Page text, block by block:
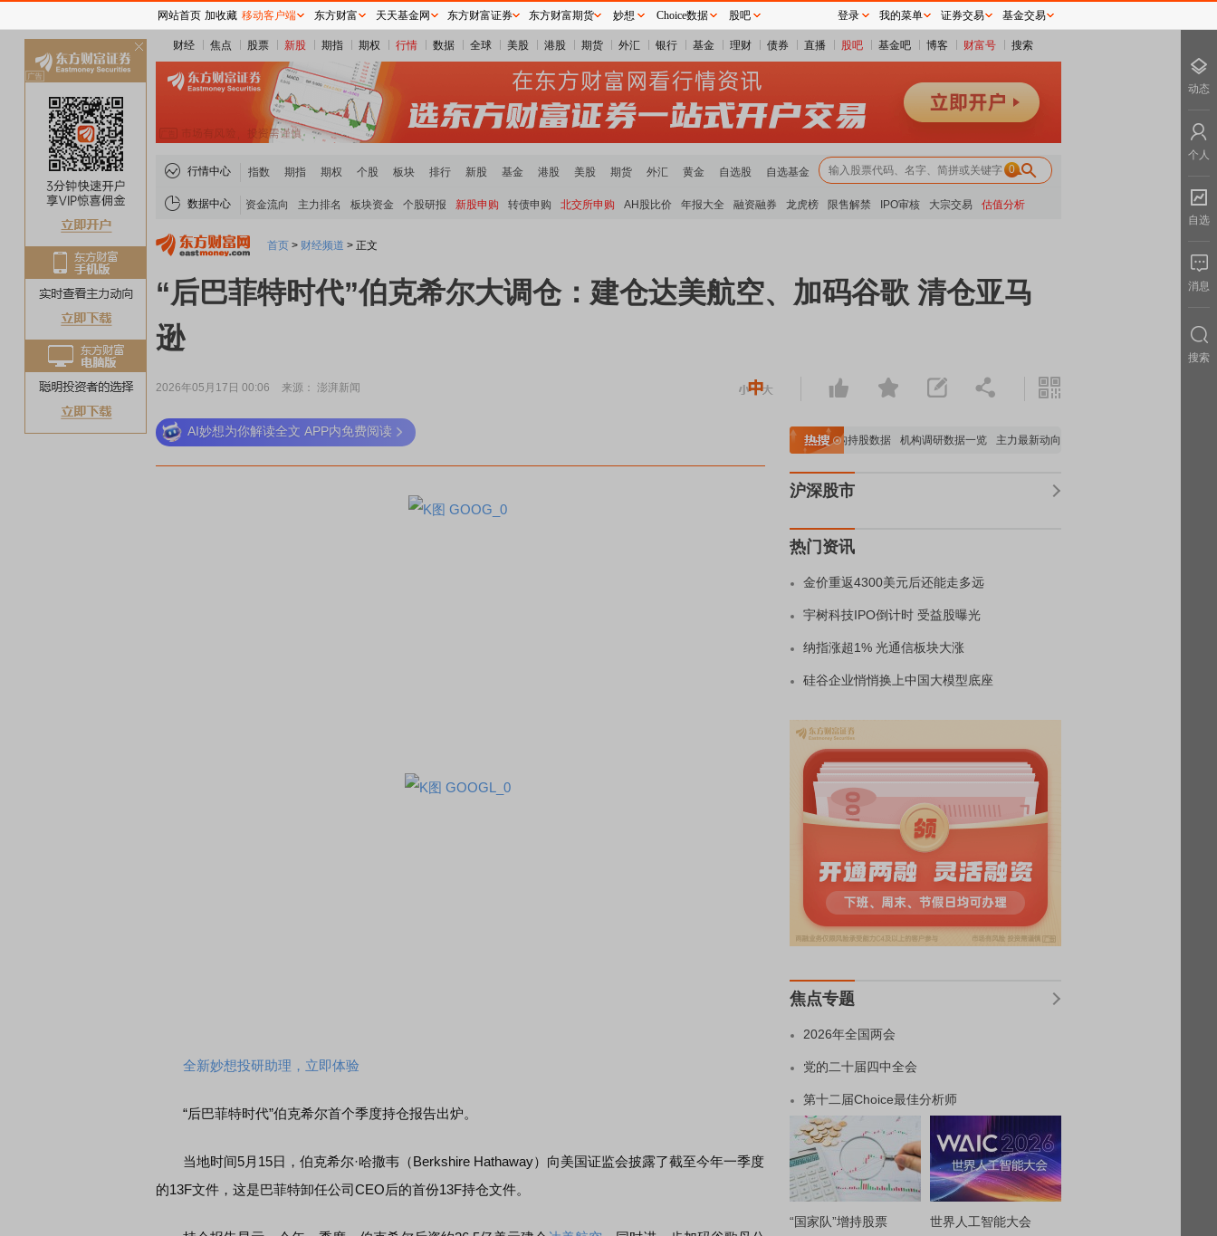
财经 焦点 股票 新股 期指 期权 行情 数据 全球 美股 港股 期货 外汇 银行 基金 理财 债券 直播 股吧 基金吧 博客 财富号 搜索
行情中心 指数 期指 期权 个股 板块 排行 新股 基金 港股 美股 期货 外汇 黄金 自选股 自选基金 0
数据中心 资金流向 主力排名 板块资金 个股研报 新股申购 转债申购 北交所申购 AH股比价 年报大全 融资融券 龙虎榜 限售解禁 IPO审核 大宗交易 估值分析
首页 > 财经频道 > 正文
“后巴菲特时代”伯克希尔大调仓：建仓达美航空、加码谷歌 清仓亚马
逊
2026年05月17日 00:06 来源： 澎湃新闻
AI妙想为你解读全文 APP内免费阅读
全新妙想投研助理，立即体验
“后巴菲特时代”伯克希尔首个季度持仓报告出炉。
当地时间5月15日，伯克希尔·哈撒韦（Berkshire Hathaway）向美国证监会披露了截至今年一季度
的13F文件，这是巴菲特卸任公司CEO后的首份13F持仓文件。
稀土板块领涨 重要机构持股数据 机构调研数据一览 主力最新动向 上市公司限售股解禁一览
沪深股市
热门资讯
金价重返4300美元后还能走多远
宇树科技IPO倒计时 受益股曝光
纳指涨超1% 光通信板块大涨
硅谷企业悄悄换上中国大模型底座
焦点专题
2026年全国两会
党的二十届四中全会
第十二届Choice最佳分析师
“国家队”增持股票 世界人工智能大会
网站首页 加收藏 移动客户端 东方财富 天天基金网 东方财富证券 东方财富期货 妙想 Choice数据 股吧 登录 我的菜单 证券交易 基金交易
动态
个人
自选
消息
搜索
关